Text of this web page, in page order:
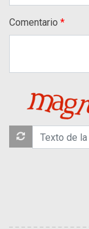
Comentario